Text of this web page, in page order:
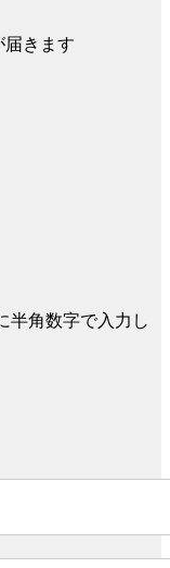
きます
半角数字で入力し